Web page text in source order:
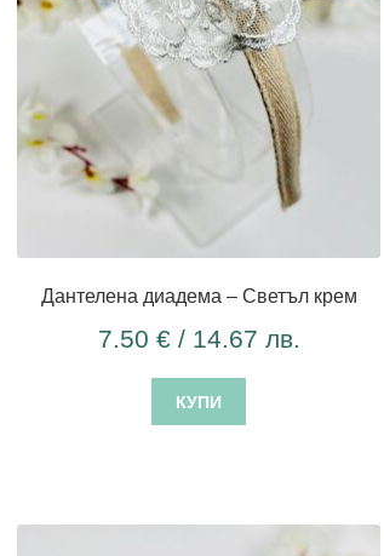
Дантелена диадема – Светъл крем
7.50 € / 14.67 лв.
КУПИ